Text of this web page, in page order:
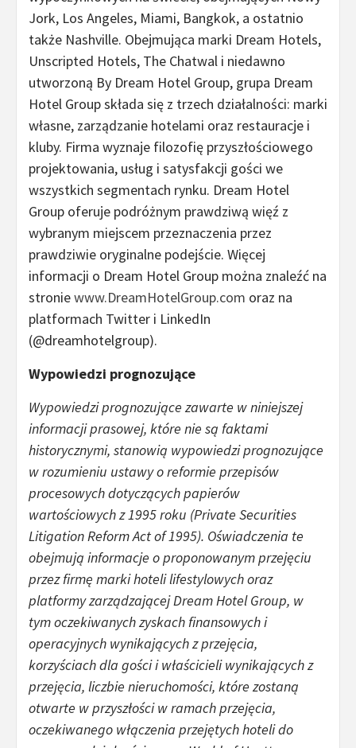
Jork, Los Angeles, Miami, Bangkok, a ostatnio
także Nashville. Obejmująca marki Dream Hotels,
Unscripted Hotels, The Chatwal i niedawno
utworzoną By Dream Hotel Group, grupa Dream
Hotel Group składa się z trzech działalności: marki
własne, zarządzanie hotelami oraz restauracje i
kluby. Firma wyznaje filozofię przyszłościowego
projektowania, usług i satysfakcji gości we
wszystkich segmentach rynku. Dream Hotel
Group oferuje podróżnym prawdziwą więź z
wybranym miejscem przeznaczenia przez
prawdziwie oryginalne podejście. Więcej
informacji o Dream Hotel Group można znaleźć na
stroniewww.DreamHotelGroup.com oraz na
platformach Twitter i LinkedIn
(@dreamhotelgroup).
Wypowiedzi prognozujące
Wypowiedzi prognozujące zawarte w niniejszej
informacji prasowej, które nie są faktami
historycznymi, stanowią wypowiedzi prognozujące
w rozumieniu ustawy o reformie przepisów
procesowych dotyczących papierów
wartościowych z 1995 roku (Private Securities
Litigation Reform Act of 1995). Oświadczenia te
obejmują informacje o proponowanym przejęciu
przez firmę marki hoteli lifestylowych oraz
platformy zarządzającejDream Hotel Group, w
tym oczekiwanych zyskach finansowych i
operacyjnych wynikających z przejęcia,
korzyściach dla gości i właścicieli wynikających z
przejęcia, liczbie nieruchomości, które zostaną
otwarte w przyszłości w ramach przejęcia,
oczekiwanego włączenia przejętych hoteli do